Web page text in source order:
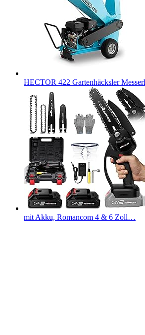
HECTOR 422 Gartenhäcksler
mit Akku, Romancom 4 & 6 Zoll…